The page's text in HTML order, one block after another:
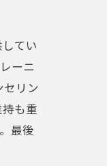
てい
ーニ
リン
も重
最後